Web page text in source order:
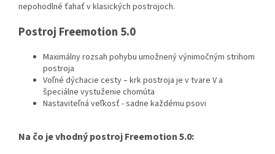
nepohodlné ťahať v klasických postrojoch.
Postroj Freemotion 5.0
Maximálny rozsah pohybu umožnený výnimočným strihom
postroja
Voľné dýchacie cesty – krk postroja je v tvare V a
špeciálne vystuženie chomúta
Nastaviteľná veľkosť - sadne každému psovi
Na čo je vhodný postroj Freemotion 5.0: